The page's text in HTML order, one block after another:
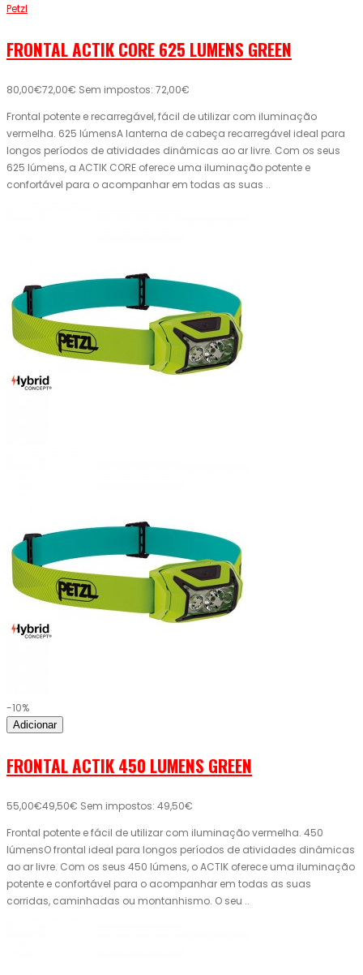
Petzl
FRONTAL ACTIK CORE 625 LUMENS GREEN
80,00€72,00€ Sem impostos: 72,00€
Frontal potente e recarregável, fácil de utilizar com iluminação
vermelha. 625 lúmensA lanterna de cabeça recarregável ideal para
longos períodos de atividades dinâmicas ao ar livre. Com os seus
625 lúmens, a ACTIK CORE oferece uma iluminação potente e
confortável para o acompanhar em todas as suas ..
-10%
Adicionar
FRONTAL ACTIK 450 LUMENS GREEN
55,00€49,50€ Sem impostos: 49,50€
Frontal potente e fácil de utilizar com iluminação vermelha. 450
lúmensO frontal ideal para longos períodos de atividades dinâmicas
ao ar livre. Com os seus 450 lúmens, o ACTIK oferece uma iluminação
potente e confortável para o acompanhar em todas as suas
corridas, caminhadas ou montanhismo. O seu ..